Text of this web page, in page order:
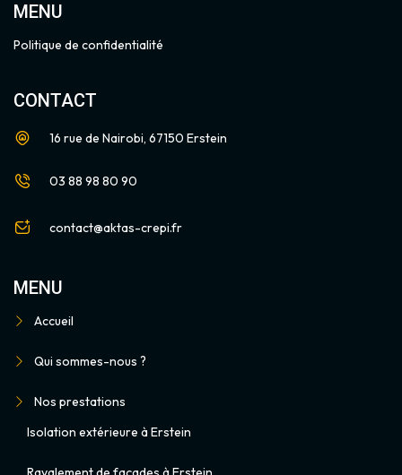
MENU
Politique de confidentialité
CONTACT
16 rue de Nairobi, 67150 Erstein
03 88 98 80 90
contact@aktas-crepi.fr
MENU
Accueil
Qui sommes-nous ?
Nos prestations
Isolation extérieure à Erstein